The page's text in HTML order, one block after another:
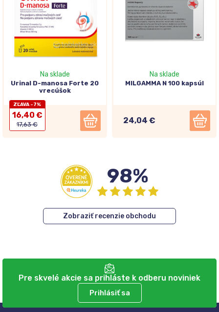
Na sklade
Urinal D-manosa Forte 20
vrecúšok
ZĽAVA -7%
16,40 €
17,63 €
Na sklade
MILGAMMA N 100 kapsúl
24,04 €
98%
Zobraziť recenzie obchodu
Pre skvelé akcie sa prihláste k odberu noviniek
Prihlásiť sa